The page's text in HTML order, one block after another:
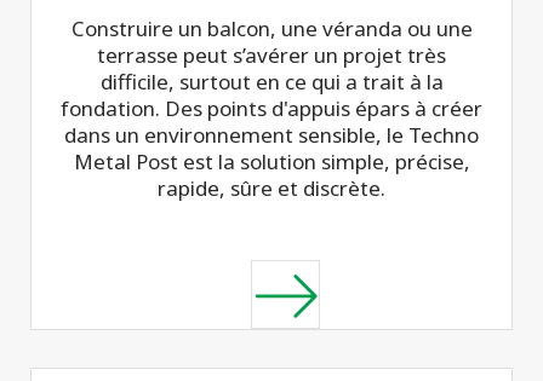
Construire un balcon, une véranda ou une
terrasse peut s’avérer un projet très
difficile, surtout en ce qui a trait à la
fondation. Des points d'appuis épars à créer
dans un environnement sensible, le Techno
Metal Post est la solution simple, précise,
rapide, sûre et discrète.